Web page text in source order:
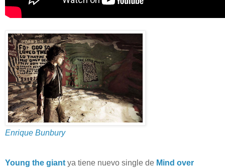
Enrique Bunbury
Young the giantya tiene nuevo single de Mind over